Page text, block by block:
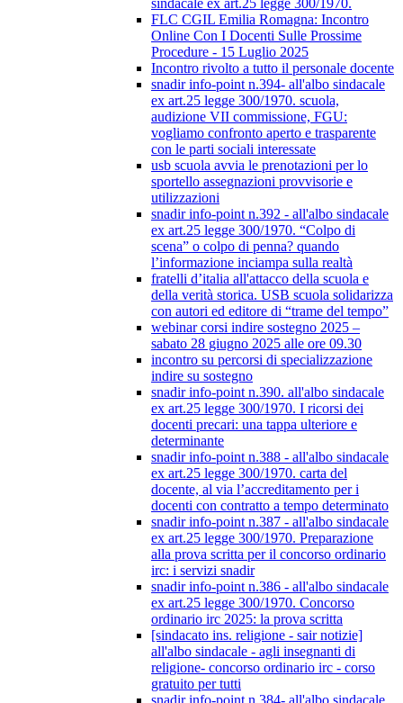
sindacale ex art.25 legge 300/1970.
FLC CGIL Emilia Romagna: Incontro
Online Con I Docenti Sulle Prossime
Procedure - 15 Luglio 2025
Incontro rivolto a tutto il personale docente
snadir info-point n.394- all'albo sindacale
ex art.25 legge 300/1970. scuola,
audizione VII commissione, FGU:
vogliamo confronto aperto e trasparente
con le parti sociali interessate
usb scuola avvia le prenotazioni per lo
sportello assegnazioni provvisorie e
utilizzazioni
snadir info-point n.392 - all'albo sindacale
ex art.25 legge 300/1970. “Colpo di
scena” o colpo di penna? quando
l’informazione inciampa sulla realtà
fratelli d’italia all'attacco della scuola e
della verità storica. USB scuola solidarizza
con autori ed editore di “trame del tempo”
webinar corsi indire sostegno 2025 –
sabato 28 giugno 2025 alle ore 09.30
incontro su percorsi di specializzazione
indire su sostegno
snadir info-point n.390. all'albo sindacale
ex art.25 legge 300/1970. I ricorsi dei
docenti precari: una tappa ulteriore e
determinante
snadir info-point n.388 - all'albo sindacale
ex art.25 legge 300/1970. carta del
docente, al via l’accreditamento per i
docenti con contratto a tempo determinato
snadir info-point n.387 - all'albo sindacale
ex art.25 legge 300/1970. Preparazione
alla prova scritta per il concorso ordinario
irc: i servizi snadir
snadir info-point n.386 - all'albo sindacale
ex art.25 legge 300/1970. Concorso
ordinario irc 2025: la prova scritta
[sindacato ins. religione - sair notizie]
all'albo sindacale - agli insegnanti di
religione- concorso ordinario irc - corso
gratuito per tutti